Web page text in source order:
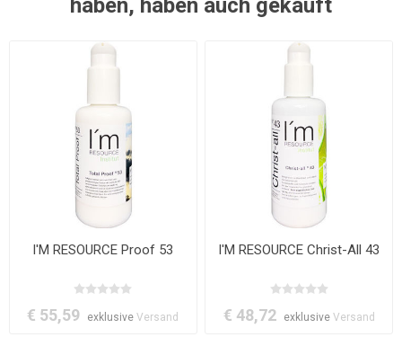
haben, haben auch gekauft
I'M RESOURCE Proof 53
€ 55,59 exklusiveVersand
I'M RESOURCE Christ-All 43
€ 48,72 exklusive Versand